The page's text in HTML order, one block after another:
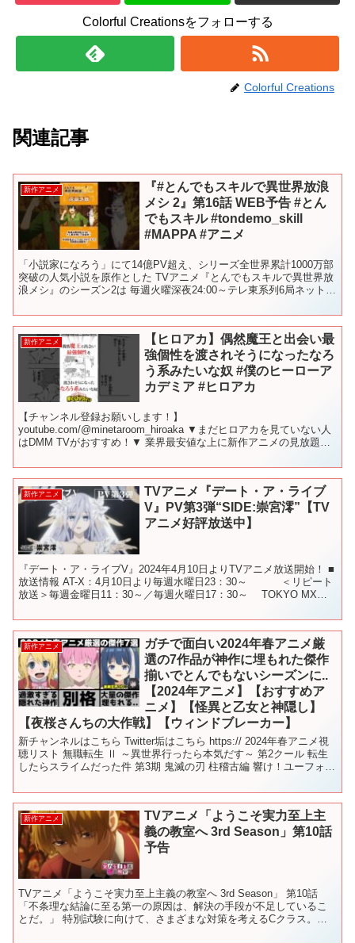
Colorful Creationsをフォローする
Colorful Creations
関連記事
新作アニメ
『#とんでもスキルで異世界放浪
メシ 2』第16話 WEB予告 #とん
でもスキル #tondemo_skill
#MAPPA #アニメ
「小説家になろう」にて14億PV超え、シリーズ全世界累計1000万部
突破の人気小説を原作とした TVアニメ『とんでもスキルで異世界放
浪メシ』のシーズン2は 毎週火曜深夜24:00～テレ東系列6局ネットに
新作アニメ
【ヒロアカ】偶然魔王と出会い最
強個性を渡されそうになったなろ
う系みたいな奴 #僕のヒーローア
カデミア #ヒロアカ
【チャンネル登録お願いします！】
youtube.com/@minetaroom_hiroaka ▼まだヒロアカを見ていない人
はDMM TVがおすすめ！▼ 業界最安値な上に新作アニメの見放題作
新作アニメ
TVアニメ『デート・ア・ライブ
V』PV第3弾“SIDE:崇宮澪”【TV
アニメ好評放送中】
『デート・ア・ライブV』2024年4月10日よりTVアニメ放送開始！ ■
放送情報 AT-X：4月10日より毎週水曜日23：30～ ＜リピート
放送＞毎週金曜日11：30～／毎週火曜日17：30～ TOKYO MX：4
新作アニメ
ガチで面白い2024年春アニメ厳
選の7作品が神作に埋もれた傑作
揃いでとんでもないシーズンに..
【2024年アニメ】【おすすめア
ニメ】【怪異と乙女と神隠し】
【夜桜さんちの大作戦】【ウィンドブレーカー】
新チャンネルはこちら Twitter垢はこちら https:// 2024年春アニメ視
聴リスト 無職転生 Ⅱ ～異世界行ったら本気だす～ 第2クール 転生
したらスライムだった件 第3期 鬼滅の刃 柱稽古編 響け！ユーフォニ
新作アニメ
TVアニメ「ようこそ実力至上主
義の教室へ 3rd Season」第10話
予告
TVアニメ「ようこそ実力至上主義の教室へ 3rd Season」 第10話
「不条理な結論に至る第一の原因は、解決の手段が不足しているこ
とだ。」 特別試験に向けて、さまざまな対策を考えるCクラス。し